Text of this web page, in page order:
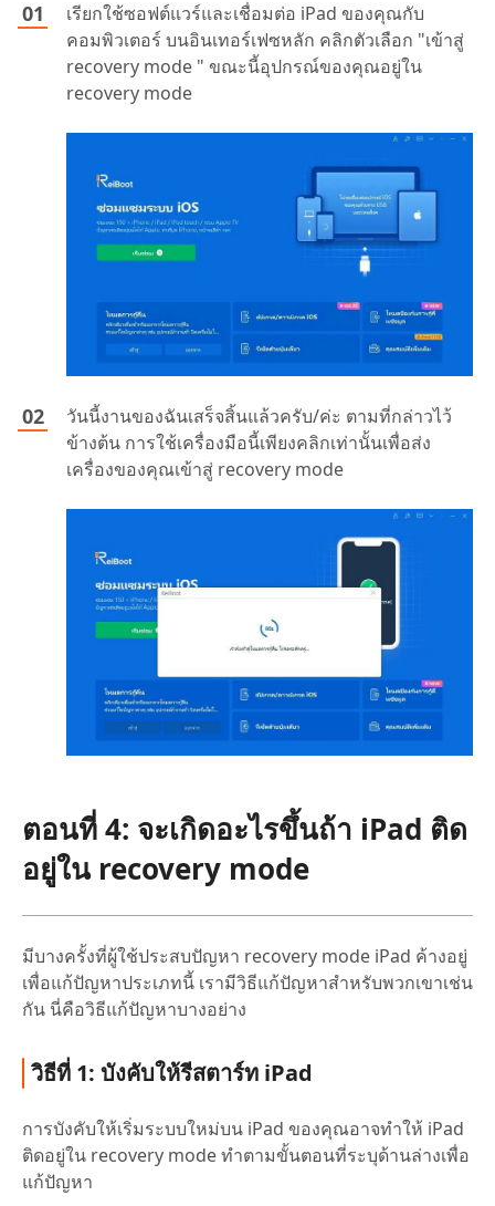
เรียกใช้ซอฟต์แวร์และเชื่อมต่อ iPad ของคุณกับ
คอมพิวเตอร์ บนอินเทอร์เฟซหลัก คลิกตัวเลือก "เข้าสู่
recovery mode " ขณะนี้อุปกรณ์ของคุณอยู่ใน
recovery mode
วันนี้งานของฉันเสร็จสิ้นแล้วครับ/ค่ะ ตามที่กล่าวไว้
ข้างต้น การใช้เครื่องมือนี้เพียงคลิกเท่านั้นเพื่อส่ง
เครื่องของคุณเข้าสู่ recovery mode
ตอนที่ 4: จะเกิดอะไรขึ้นถ้า iPad ติด
อยู่ใน recovery mode
มีบางครั้งที่ผู้ใช้ประสบปัญหา recovery mode iPad ค้างอยู่
เพื่อแก้ปัญหาประเภทนี้ เรามีวิธีแก้ปัญหาสำหรับพวกเขาเช่น
กัน นี่คือวิธีแก้ปัญหาบางอย่าง
วิธีที่ 1: บังคับให้รีสตาร์ท iPad
การบังคับให้เริ่มระบบใหม่บน iPad ของคุณอาจทำให้ iPad
ติดอยู่ใน recovery mode ทำตามขั้นตอนที่ระบุด้านล่างเพื่อ
แก้ปัญหา